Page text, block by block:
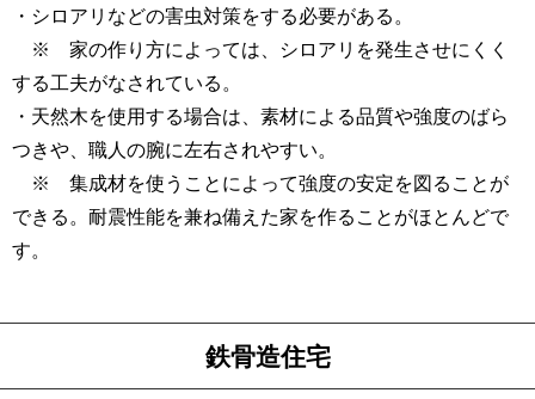
・シロアリなどの害虫対策をする必要がある。
※ 家の作り方によっては、シロアリを発生させにくく
する工夫がなされている。
・天然木を使用する場合は、素材による品質や強度のばら
つきや、職人の腕に左右されやすい。
※ 集成材を使うことによって強度の安定を図ることが
できる。耐震性能を兼ね備えた家を作ることがほとんどで
す。
鉄骨造住宅